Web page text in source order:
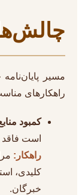
مسیر
راهکارهای
کمبود
است فاقد
راهکار:
کلیدی،
خبرگان.